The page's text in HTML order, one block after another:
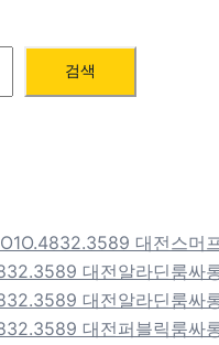
검색
대전스머
대전알라딘룸싸
대전알라딘룸싸
대전퍼블릭룸싸